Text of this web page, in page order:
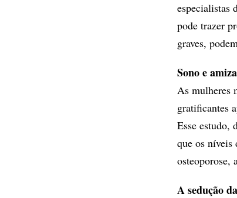
especialistas
pode trazer
graves,
Sono e
As mulheres
gratificantes
Esse estudo,
que os níveis
osteoporose,
A sedução